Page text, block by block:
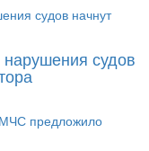
судов